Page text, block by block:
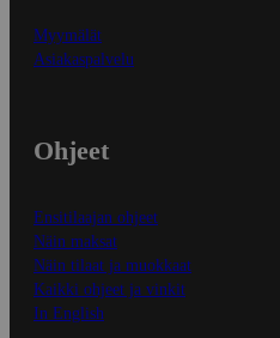
Myymälät
Asiakaspalvelu
Ohjeet
Ensitilaajan ohjeet
Näin maksat
Näin tilaat ja muokkaat
Kaikki ohjeet ja vinkit
In English